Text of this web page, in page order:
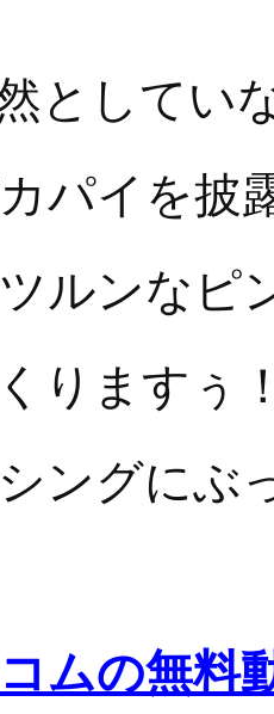
としてい
パイを披
ルンなピ
りますぅ
ングにぶ
ムの無料